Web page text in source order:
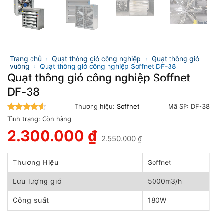
Trang chủ › Quạt thông gió công nghiệp › Quạt thông gió
vuông › Quạt thông gió công nghiệp Soffnet DF-38
Quạt thông gió công nghiệp Soffnet
DF-38
4.5trên 5
Thương hiệu: Soffnet Mã SP: DF-38
Tình trạng: Còn hàng
2.550.000₫
gốc
là:
2.550.000 ₫.
2.300.000 ₫
hiện
tại
2.300.000 ₫.
Thương Hiệu Soffnet
Lưu lượng gió 5000m3/h
Công suất 180W